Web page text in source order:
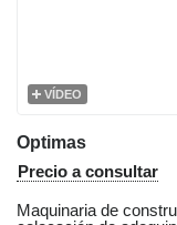
VÍDEO
Optimas
Precio a consultar
Maquinaria de